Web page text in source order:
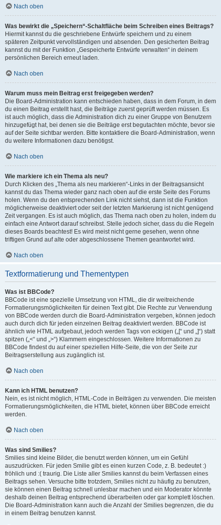
Nach oben
Was bewirkt die „Speichern“-Schaltfläche beim Schreiben eines Beitrags?
Hiermit kannst du die geschriebene Entwürfe speichern und zu einem
späteren Zeitpunkt vervollständigen und absenden. Den gesicherten Beitrag
kannst du mit der Funktion „Gespeicherte Entwürfe verwalten“ in deinem
persönlichen Bereich erneut laden.
Nach oben
Warum muss mein Beitrag erst freigegeben werden?
Die Board-Administration kann entschieden haben, dass in dem Forum, in dem
du einen Beitrag erstellt hast, die Beiträge zuerst geprüft werden müssen. Es
ist auch möglich, dass die Administration dich zu einer Gruppe von Benutzern
hinzugefügt hat, bei denen sie die Beiträge erst begutachten möchte, bevor sie
auf der Seite sichtbar werden. Bitte kontaktiere die Board-Administration, wenn
du weitere Informationen dazu benötigst.
Nach oben
Wie markiere ich ein Thema als neu?
Durch Klicken des „Thema als neu markieren“-Links in der Beitragsansicht
kannst du das Thema wieder ganz nach oben auf die erste Seite des Forums
holen. Wenn du den entsprechenden Link nicht siehst, dann ist die Funktion
möglicherweise deaktiviert oder seit der letzten Markierung ist nicht genügend
Zeit vergangen. Es ist auch möglich, das Thema nach oben zu holen, indem du
einfach eine Antwort darauf schreibst. Stelle jedoch sicher, dass du die Regeln
dieses Boards beachtest! Es wird meist nicht gerne gesehen, wenn ohne
triftigen Grund auf alte oder abgeschlossene Themen geantwortet wird.
Nach oben
Textformatierung und Thementypen
Was ist BBCode?
BBCode ist eine spezielle Umsetzung von HTML, die dir weitreichende
Formatierungsmöglichkeiten für deinen Text gibt. Die Rechte zur Verwendung
von BBCode werden durch die Board-Administration vergeben, können jedoch
auch durch dich für jeden einzelnen Beitrag deaktiviert werden. BBCode ist
ähnlich wie HTML aufgebaut, jedoch werden Tags von eckigen („[“ und „]“) statt
spitzen („<“ und „>“) Klammern eingeschlossen. Weitere Informationen zu
BBCode findest du auf einer speziellen Hilfe-Seite, die von der Seite zur
Beitragserstellung aus zugänglich ist.
Nach oben
Kann ich HTML benutzen?
Nein, es ist nicht möglich, HTML-Code in Beiträgen zu verwenden. Die meisten
Formatierungsmöglichkeiten, die HTML bietet, können über BBCode erreicht
werden.
Nach oben
Was sind Smilies?
Smilies sind kleine Bilder, die benutzt werden können, um ein Gefühl
auszudrücken. Für jeden Smilie gibt es einen kurzen Code, z. B. bedeutet :)
fröhlich und :( traurig. Die Liste aller Smilies kannst du beim Verfassen eines
Beitrags sehen. Versuche bitte trotzdem, Smilies nicht zu häufig zu benutzen,
sie können einen Beitrag schnell unlesbar machen und ein Moderator könnte
deshalb deinen Beitrag entsprechend überarbeiten oder gar komplett löschen.
Die Board-Administration kann auch die Anzahl der Smilies begrenzen, die du
in einem Beitrag benutzen kannst.